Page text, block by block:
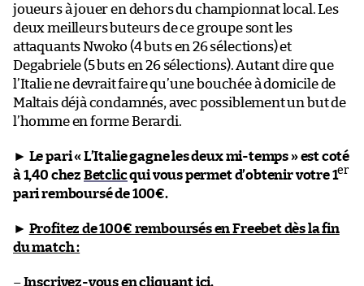
joueurs à jouer en dehors du championnat local. Les
deux meilleurs buteurs de ce groupe sont les
attaquants Nwoko (4 buts en 26 sélections) et
Degabriele (5 buts en 26 sélections). Autant dire que
l’Italie ne devrait faire qu’une bouchée à domicile de
Maltais déjà condamnés, avec possiblement un but de
l’homme en forme Berardi.
► Le pari « L’Italie gagne les deux mi-temps » est coté
à 1,40 chez Betclicqui vous permet d’obtenir votre 1er
pari remboursé de 100€.
► Profitez de 100€ remboursés en Freebet dès la fin
du match :
–Inscrivez-vous en cliquant ici.